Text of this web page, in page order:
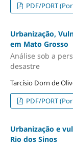
PDF/PORT
Urbanização,
em Mato Grosso
Análise sob a
desastre
Tarcísio Dorn de
PDF/PORT
Urbanização e
Rio dos Sinos